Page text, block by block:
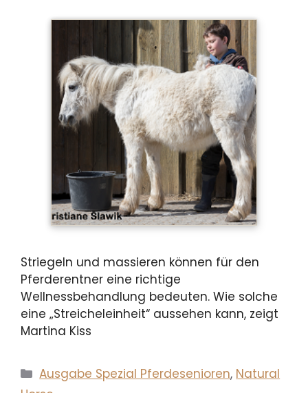
Striegeln und massieren können für den
Pferderentner eine richtige
Wellnessbehandlung bedeuten. Wie solche
eine „Streicheleinheit“ aussehen kann, zeigt
Martina Kiss
Kategorien
Ausgabe Spezial Pferdesenioren, Natural